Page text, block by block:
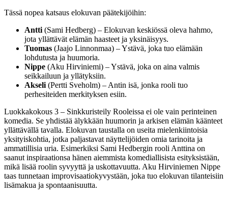
Tässä nopea katsaus elokuvan päätekijöihin:
Antti (Sami Hedberg) – Elokuvan keskiössä oleva hahmo,
jota yllättävät elämän haasteet ja yksinäisyys.
Tuomas (Jaajo Linnonmaa) – Ystävä, joka tuo elämään
lohdutusta ja huumoria.
Nippe (Aku Hirviniemi) – Ystävä, joka on aina valmis
seikkailuun ja yllätyksiin.
Akseli (Pertti Sveholm) – Antin isä, jonka rooli tuo
perhesiteiden merkityksen esiin.
Luokkakokous 3 – Sinkkuristeily Rooleissa ei ole vain perinteinen
komedia. Se yhdistää älykkään huumorin ja arkisen elämän käänteet
yllättävällä tavalla. Elokuvan taustalla on useita mielenkiintoisia
yksityiskohtia, jotka paljastavat näyttelijöiden omia tarinoita ja
ammatillisia uria. Esimerkiksi Sami Hedbergin rooli Anttina on
saanut inspiraationsa hänen aiemmista komediallisista esityksistään,
mikä lisää roolin syvyyttä ja uskottavuutta. Aku Hirviniemen Nippe
taas tunnetaan improvisaatiokyvystään, joka tuo elokuvan tilanteisiin
lisämakua ja spontaanisuutta.